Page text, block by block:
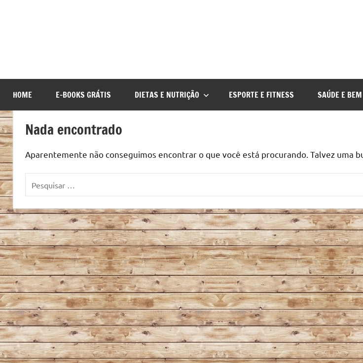
HOME E-BOOKS GRÁTIS DIETAS E NUTRIÇÃO ESPORTE E FITNESS SAÚDE E
Nada encontrado
Aparentemente não conseguimos encontrar o que você está procurando. Talvez uma
Pesquisar
por: